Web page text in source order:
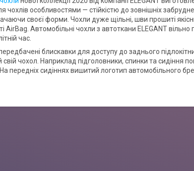
особливостями — стійкістю до зовнішніх
своєї форми. Чохли дуже щільні, шви прошиті
AirBag. Автомобільні чохли з автоткани ELEGANT
час.
передбачені блискавки для доступу до заднього
чохол. Наприклад підголовники, спинки та сидіння
передніх сидіннях вишитий логотип автомобільного